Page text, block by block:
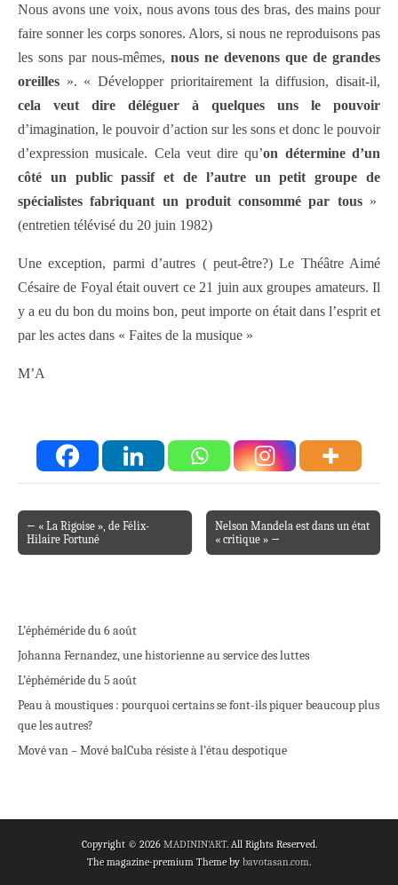
Nous avons une voix, nous avons tous des bras, des mains pour
faire sonner les corps sonores. Alors, si nous ne reproduisons pas
les sons par nous-mêmes, nous ne devenons que de grandes
oreilles ». « Développer prioritairement la diffusion, disait-il,
cela veut dire déléguer à quelques uns le pouvoir
d’imagination, le pouvoir d’action sur les sons et donc le pouvoir
d’expression musicale. Cela veut dire qu’on détermine d’un
côté un public passif et de l’autre un petit groupe de
spécialistes fabriquant un produit consommé par tous»
(entretien télévisé du 20 juin 1982)
Une exception, parmi d’autres ( peut-être?) Le Théâtre Aimé
Césaire de Foyal était ouvert ce 21 juin aux groupes amateurs. Il
y a eu du bon du moins bon, peut importe on était dans l’esprit et
par les actes dans « Faites de la musique »
M’A
Post navigation
← « La Rigoise », de Félix-
Hilaire Fortuné
Nelson Mandela est dans un état
« critique » →
L’éphéméride du 6 août
Johanna Fernandez, une historienne au service des luttes
L’éphéméride du 5 août
Peau à moustiques : pourquoi certains se font-ils piquer beaucoup plus
que les autres?
Mové van – Mové balCuba résiste à l’étau despotique
Copyright © 2026 MADININ'ART. All Rights Reserved.
The magazine-premium Theme by bavotasan.com.